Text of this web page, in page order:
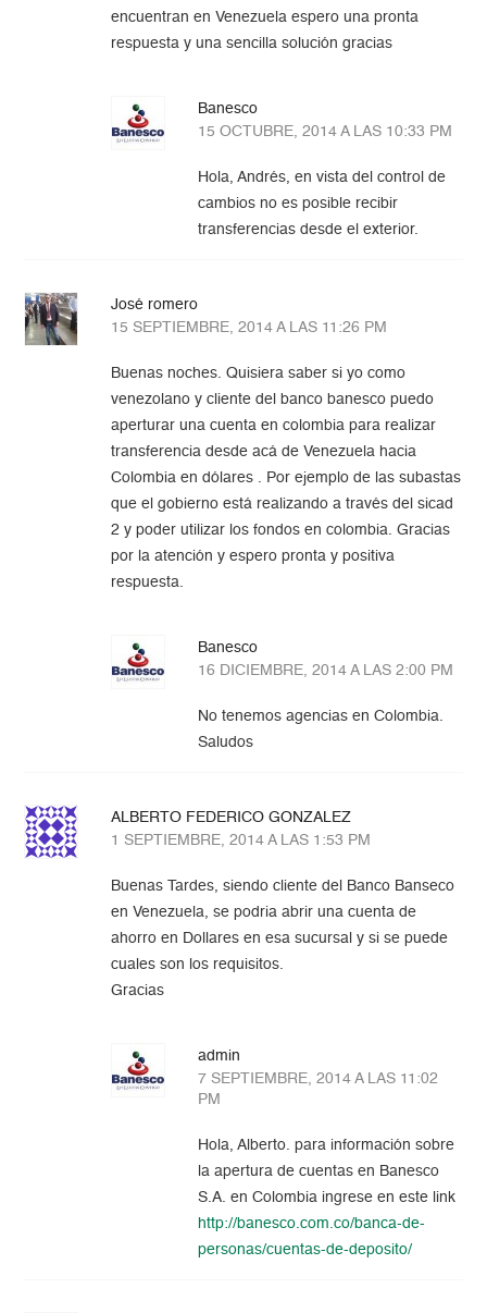
encuentran en Venezuela espero una pronta
respuesta y una sencilla solución gracias
Banesco
15 OCTUBRE, 2014 A LAS 10:33 PM
Hola, Andrés, en vista del control de
cambios no es posible recibir
transferencias desde el exterior.
José romero
15 SEPTIEMBRE, 2014 A LAS 11:26 PM
Buenas noches. Quisiera saber si yo como
venezolano y cliente del banco banesco puedo
aperturar una cuenta en colombia para realizar
transferencia desde acá de Venezuela hacia
Colombia en dólares . Por ejemplo de las subastas
que el gobierno está realizando a través del sicad
2 y poder utilizar los fondos en colombia. Gracias
por la atención y espero pronta y positiva
respuesta.
Banesco
16 DICIEMBRE, 2014 A LAS 2:00 PM
No tenemos agencias en Colombia.
Saludos
ALBERTO FEDERICO GONZALEZ
1 SEPTIEMBRE, 2014 A LAS 1:53 PM
Buenas Tardes, siendo cliente del Banco Banseco
en Venezuela, se podria abrir una cuenta de
ahorro en Dollares en esa sucursal y si se puede
cuales son los requisitos.
Gracias
admin
7 SEPTIEMBRE, 2014 A LAS 11:02
PM
Hola, Alberto. para información sobre
la apertura de cuentas en Banesco
S.A. en Colombia ingrese en este link
http://banesco.com.co/banca-de-
personas/cuentas-de-deposito/